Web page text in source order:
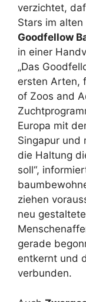
verzichtet,
Stars im
Goodfellow
in einer
„Das
ersten Arten,
of Zoos and
Europa mit
Singapur und
die Haltung
soll“,
ziehen
neu
gerade
entkernt und
verbunden.